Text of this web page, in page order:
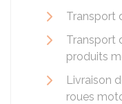
Transport
Transport
produits
Livraison
roues